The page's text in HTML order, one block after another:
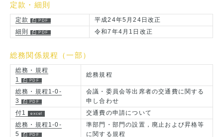
定款・細則
定款
平成24年5月24日改正
細則
令和7年4月1日改正
総務関係規程（一部）
総務・規程
1
総務規程
総務・規程1-0-
3
会議・委員会等出席者の交通費に関する
申し合わせ
付1
交通費の申請について
総務・規程1-0-
5
準部門・部門の設置，廃止および昇格等
に関する規程